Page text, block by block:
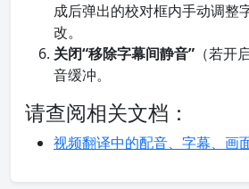
成后弹出的校对框内手动调整
改。
关闭“移除字幕间静音” （若开
音缓冲。
请查阅相关文档：
视频翻译中的配音、字幕、画